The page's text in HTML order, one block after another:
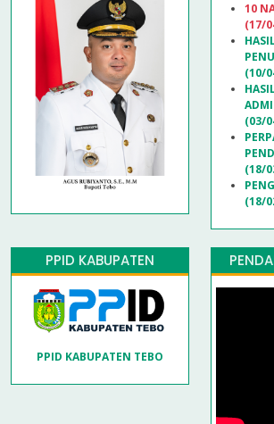
10
(17/
(10/
(03/
(18/
(18/
PPID KABUPATEN
PPID KABUPATEN TEBO